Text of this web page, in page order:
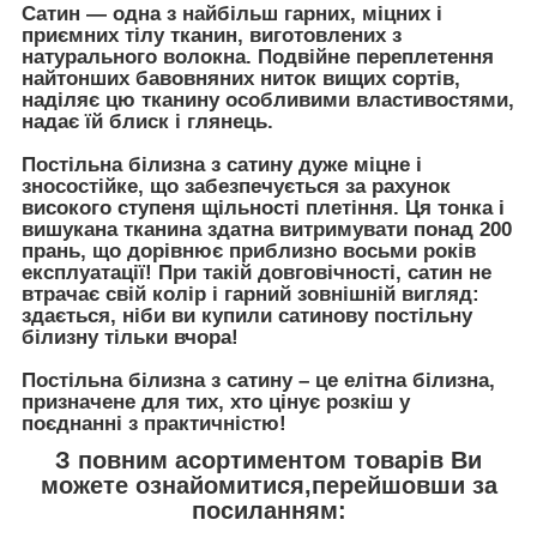
Сатин — одна з найбільш гарних, міцних і
приємних тілу тканин, виготовлених з
натурального волокна. Подвійне переплетення
найтонших бавовняних ниток вищих сортів,
наділяє цю тканину особливими властивостями,
надає їй блиск і глянець.
Постільна білизна з сатину дуже міцне і
зносостійке, що забезпечується за рахунок
високого ступеня щільності плетіння. Ця тонка і
вишукана тканина здатна витримувати понад 200
прань, що дорівнює приблизно восьми років
експлуатації! При такій довговічності, сатин не
втрачає свій колір і гарний зовнішній вигляд:
здається, ніби ви купили сатинову постільну
білизну тільки вчора!
Постільна білизна з сатину – це елітна білизна,
призначене для тих, хто цінує розкіш у
поєднанні з практичністю!
З повним асортиментом товарів Ви
можете ознайомитися,перейшовши за
посиланням: